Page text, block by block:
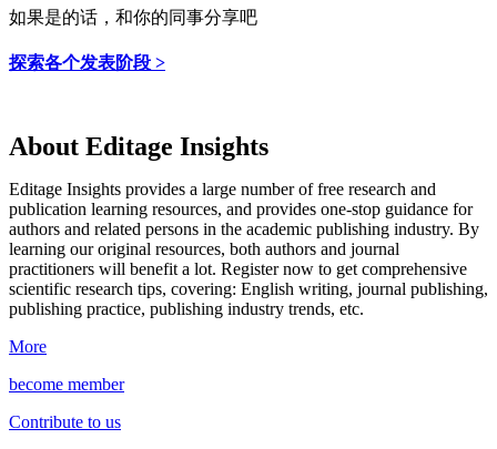
如果是的话，和你的同事分享吧
探索各个发表阶段 >
About Editage Insights
Editage Insights provides a large number of free research and
publication learning resources, and provides one-stop guidance for
authors and related persons in the academic publishing industry. By
learning our original resources, both authors and journal
practitioners will benefit a lot. Register now to get comprehensive
scientific research tips, covering: English writing, journal publishing,
publishing practice, publishing industry trends, etc.
More
become member
Contribute to us